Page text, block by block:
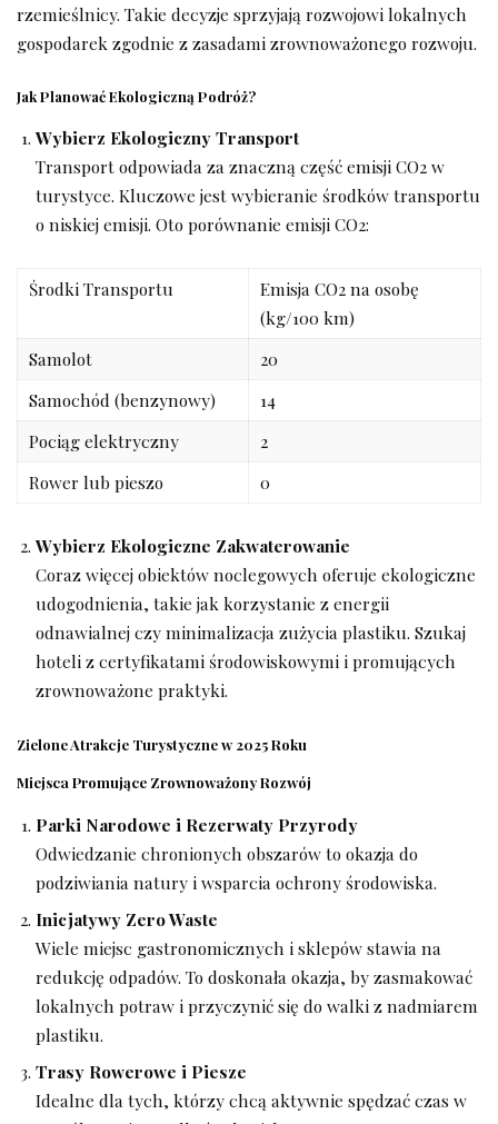
rzemieślnicy. Takie decyzje sprzyjają rozwojowi lokalnych
gospodarek zgodnie z zasadami zrownoważonego rozwoju.
Jak Planować Ekologiczną Podróż?
Wybierz Ekologiczny Transport
Transport odpowiada za znaczną część emisji CO2 w
turystyce. Kluczowe jest wybieranie środków transportu
o niskiej emisji. Oto porównanie emisji CO2:
Środki Transportu
Emisja CO2 na osobę
(kg/100 km)
Samolot
20
Samochód (benzynowy)
14
Pociąg elektryczny
2
Rower lub pieszo
0
Wybierz Ekologiczne Zakwaterowanie
Coraz więcej obiektów noclegowych oferuje ekologiczne
udogodnienia, takie jak korzystanie z energii
odnawialnej czy minimalizacja zużycia plastiku. Szukaj
hoteli z certyfikatami środowiskowymi i promujących
zrownoważone praktyki.
Zielone Atrakcje Turystyczne w 2025 Roku
Miejsca Promujące Zrownoważony Rozwój
Parki Narodowe i Rezerwaty Przyrody
Odwiedzanie chronionych obszarów to okazja do
podziwiania natury i wsparcia ochrony środowiska.
Inicjatywy Zero Waste
Wiele miejsc gastronomicznych i sklepów stawia na
redukcję odpadów. To doskonała okazja, by zasmakować
lokalnych potraw i przyczynić się do walki z nadmiarem
plastiku.
Trasy Rowerowe i Piesze
Idealne dla tych, którzy chcą aktywnie spędzać czas w